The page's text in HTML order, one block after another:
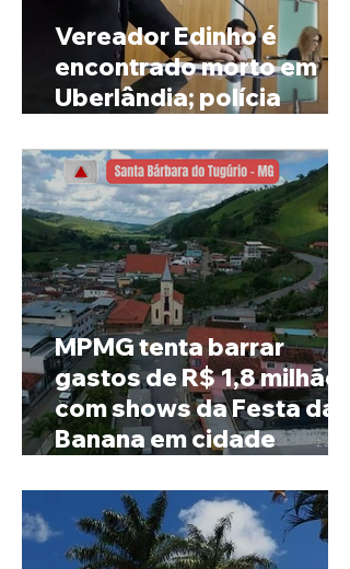
Vereador Edinho é
encontrado morto em
Uberlândia; polícia
MPMG tenta barrar
gastos de R$ 1,8 milhão
com shows da Festa da
Banana em cidade
4 mil habitantes